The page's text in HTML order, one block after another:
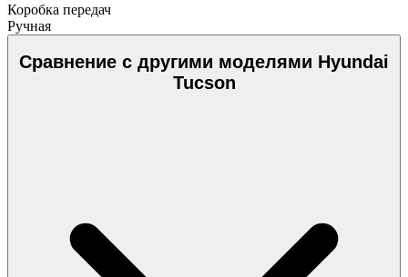
Коробка передач
Ручная
Сравнение с другими моделями Hyundai
Tucson